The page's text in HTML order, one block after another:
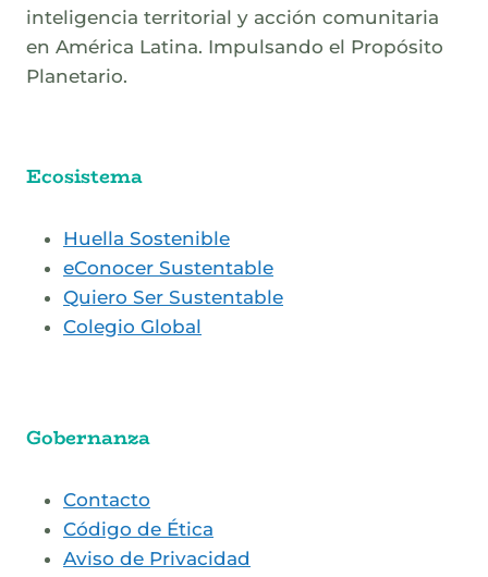
inteligencia territorial y acción comunitaria
en América Latina. Impulsando el Propósito
Planetario.
Ecosistema
Huella Sostenible
eConocer Sustentable
Quiero Ser Sustentable
Colegio Global
Gobernanza
Contacto
Código de Ética
Aviso de Privacidad